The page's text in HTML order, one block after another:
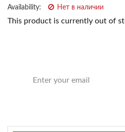
Availability: Нет в наличии
This product is currently out of